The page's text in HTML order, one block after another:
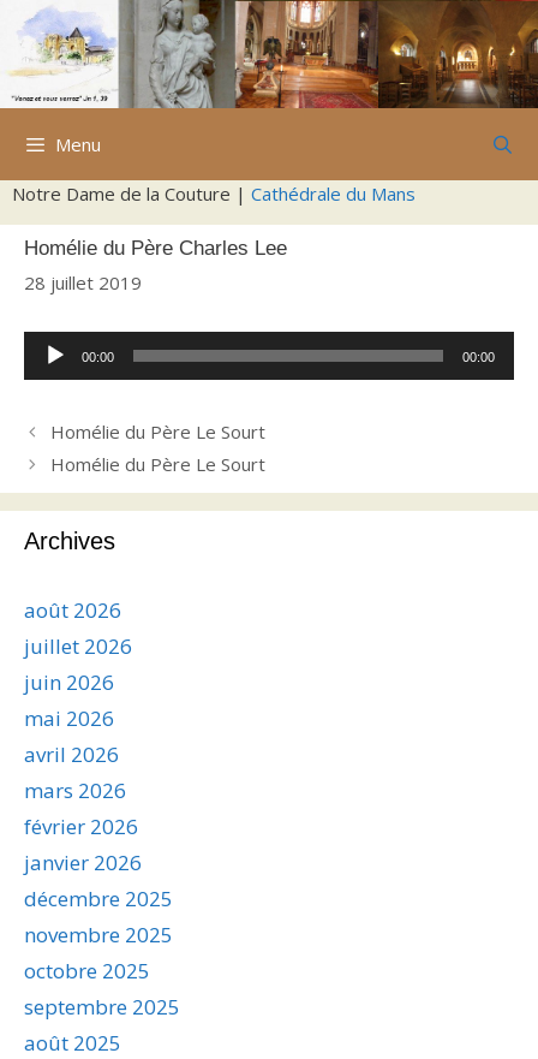
Aller
contenu
Menu
Notre Dame de la Couture | Cathédrale du Mans
Homélie du Père Charles Lee
28 juillet 2019
Lecteur
audio
00:00 00:00
Homélie du Père Le Sourt
Homélie du Père Le Sourt
Archives
août 2026
juillet 2026
juin 2026
mai 2026
avril 2026
mars 2026
février 2026
janvier 2026
décembre 2025
novembre 2025
octobre 2025
septembre 2025
août 2025